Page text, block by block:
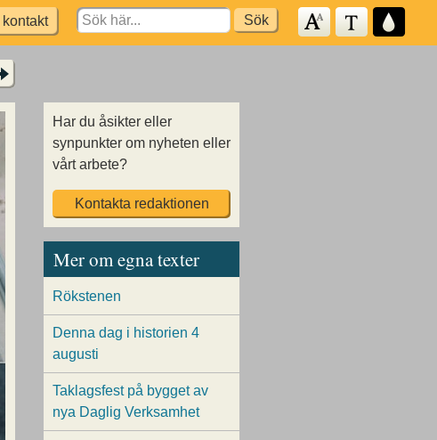
kontakt
Search
for:
Har du åsikter eller
synpunkter om nyheten eller
vårt arbete?
Kontakta redaktionen
Mer om egna texter
Rökstenen
Denna dag i historien 4
augusti
Taklagsfest på bygget av
nya Daglig Verksamhet